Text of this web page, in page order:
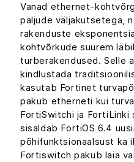
Vanad ethernet-
paljude väljakutsetega,
rakenduste
kohtvõrkude suurem
turberakendused. Selle
kindlustada
kasutab Fortinet
pakub etherneti kui
FortiSwitchi ja FortiLinki
sisaldab FortiOS 6.4
põhifunktsionaalsust ka
Fortiswitch pakub laia